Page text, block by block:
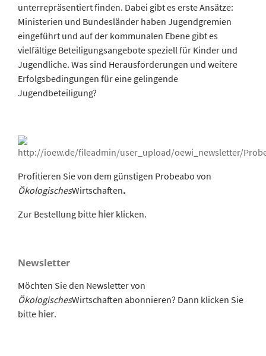
unterrepräsentiert finden. Dabei gibt es erste Ansätze:
Ministerien und Bundesländer haben Jugendgremien
eingeführt und auf der kommunalen Ebene gibt es
vielfältige Beteiligungsangebote speziell für Kinder und
Jugendliche. Was sind Herausforderungen und weitere
Erfolgsbedingungen für eine gelingende
Jugendbeteiligung?
Profitieren Sie von dem günstigen Probeabo von
ÖkologischesWirtschaften.
Zur Bestellung bitte hier klicken.
Newsletter
Möchten Sie den Newsletter von
ÖkologischesWirtschaften abonnieren? Dann klicken Sie
bitte hier.